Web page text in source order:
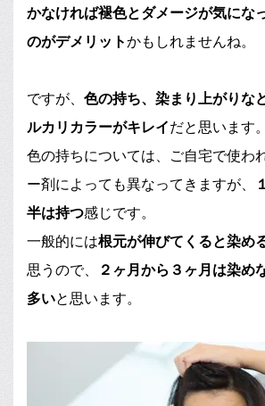
かなければ褪色とダメージが気にな
のがデメリットかもしれませんね。
ですが、 色の持ち、染まり上がりな
ルカリカラーがキレイだと思います。
色の持ちについては、ご自宅で使わ
ー剤によっても異なってきますが、
半は持つ感じです。
一般的には根元が伸びてくると染め
思うので、
２ヶ月から３ヶ月は染め
多いと思います。